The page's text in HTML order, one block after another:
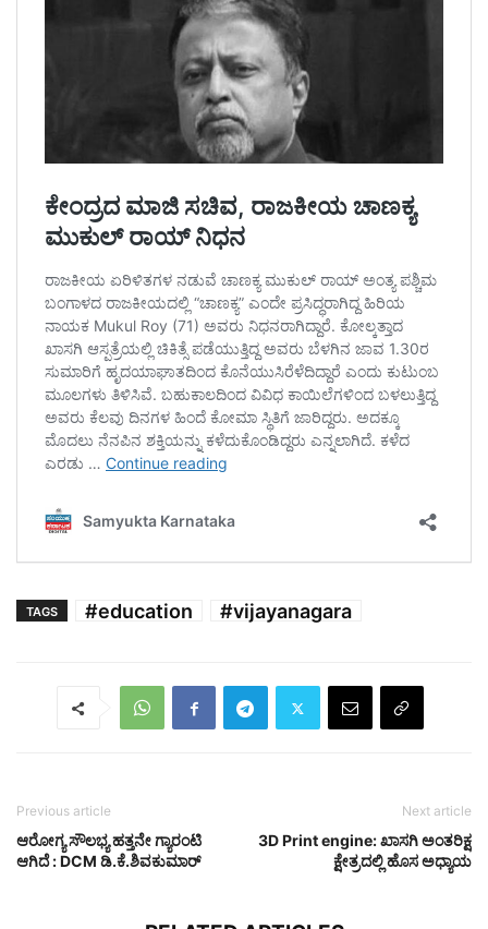
TAGS #education #vijayanagara
Previous article
ಆರೋಗ್ಯ ಸೌಲಭ್ಯ ಹತ್ತನೇ ಗ್ಯಾರಂಟಿ
ಆಗಿದೆ : DCM ಡಿ.ಕೆ.ಶಿವಕುಮಾರ್
Next article
3D Print engine: ಖಾಸಗಿ ಅಂತರಿಕ್ಷ
ಕ್ಷೇತ್ರದಲ್ಲಿ ಹೊಸ ಅಧ್ಯಾಯ